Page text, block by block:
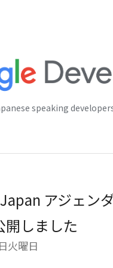
speaking
アジェン
開しました
火曜日